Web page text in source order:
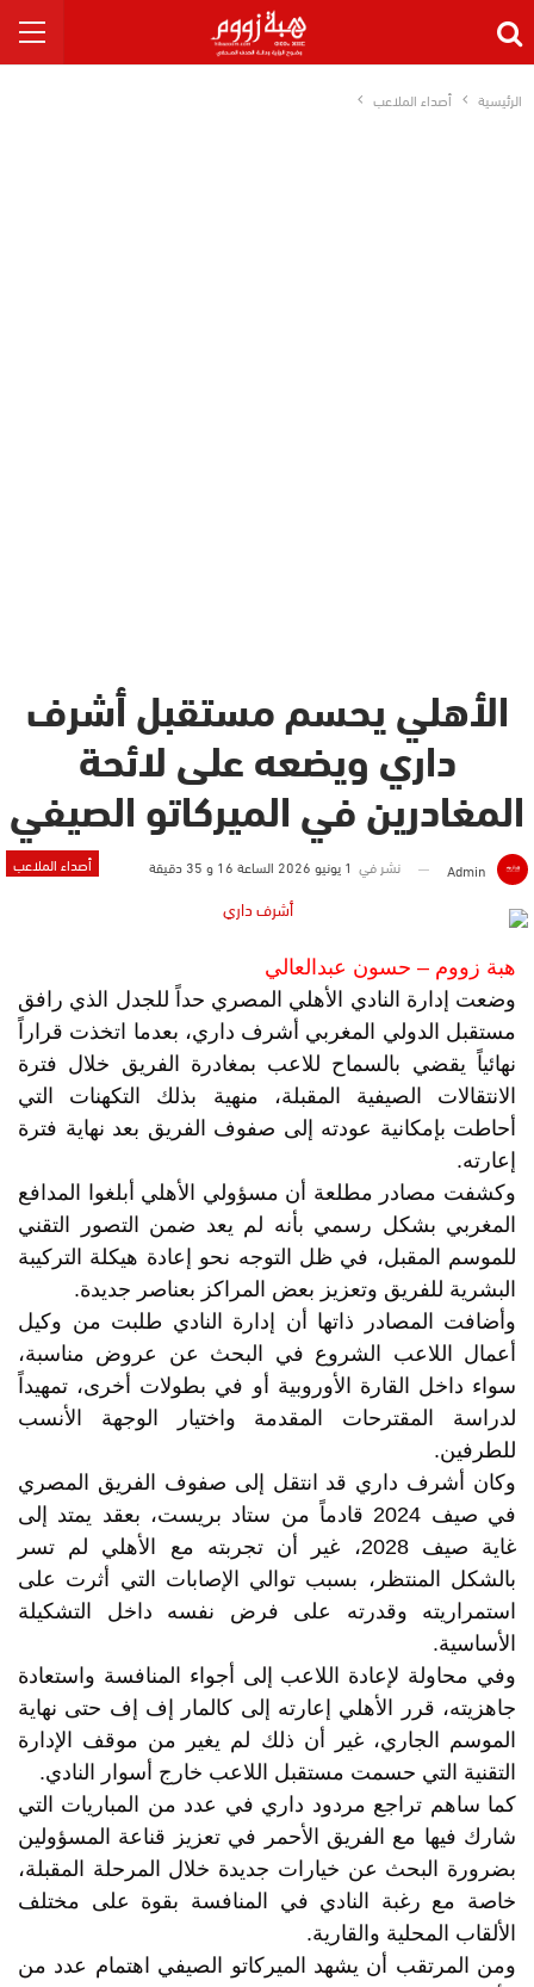
الرئيسية أصداء الملاعب
الأهلي يحسم مستقبل أشرف
داري ويضعه على لائحة
المغادرين في الميركاتو الصيفي
أصداء الملاعب Admin نشر في 1 يونيو 2026 الساعة 16 و 35 دقيقة
هبة زووم – حسون عبدالعالي
وضعت إدارة النادي الأهلي المصري حداً للجدل الذي رافق
مستقبل الدولي المغربي أشرف داري، بعدما اتخذت قراراً
نهائياً يقضي بالسماح للاعب بمغادرة الفريق خلال فترة
الانتقالات الصيفية المقبلة، منهية بذلك التكهنات التي
أحاطت بإمكانية عودته إلى صفوف الفريق بعد نهاية فترة
إعارته.
وكشفت مصادر مطلعة أن مسؤولي الأهلي أبلغوا المدافع
المغربي بشكل رسمي بأنه لم يعد ضمن التصور التقني
للموسم المقبل، في ظل التوجه نحو إعادة هيكلة التركيبة
البشرية للفريق وتعزيز بعض المراكز بعناصر جديدة.
وأضافت المصادر ذاتها أن إدارة النادي طلبت من وكيل
أعمال اللاعب الشروع في البحث عن عروض مناسبة،
سواء داخل القارة الأوروبية أو في بطولات أخرى، تمهيداً
لدراسة المقترحات المقدمة واختيار الوجهة الأنسب
للطرفين.
وكان أشرف داري قد انتقل إلى صفوف الفريق المصري
في صيف 2024 قادماً من ستاد بريست، بعقد يمتد إلى
غاية صيف 2028، غير أن تجربته مع الأهلي لم تسر
بالشكل المنتظر، بسبب توالي الإصابات التي أثرت على
استمراريته وقدرته على فرض نفسه داخل التشكيلة
الأساسية.
وفي محاولة لإعادة اللاعب إلى أجواء المنافسة واستعادة
جاهزيته، قرر الأهلي إعارته إلى كالمار إف إف حتى نهاية
الموسم الجاري، غير أن ذلك لم يغير من موقف الإدارة
التقنية التي حسمت مستقبل اللاعب خارج أسوار النادي.
كما ساهم تراجع مردود داري في عدد من المباريات التي
شارك فيها مع الفريق الأحمر في تعزيز قناعة المسؤولين
بضرورة البحث عن خيارات جديدة خلال المرحلة المقبلة،
خاصة مع رغبة النادي في المنافسة بقوة على مختلف
الألقاب المحلية والقارية.
ومن المرتقب أن يشهد الميركاتو الصيفي اهتمام عدد من